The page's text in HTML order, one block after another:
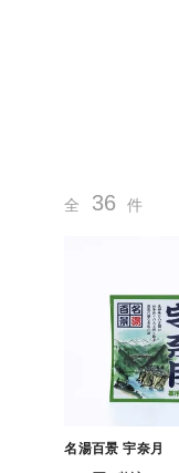
全 36 件
名湯百景 宇奈月